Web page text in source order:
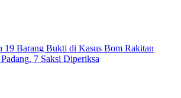
19 Barang Bukti di Kasus Bom Rakitan
7 Saksi Diperiksa